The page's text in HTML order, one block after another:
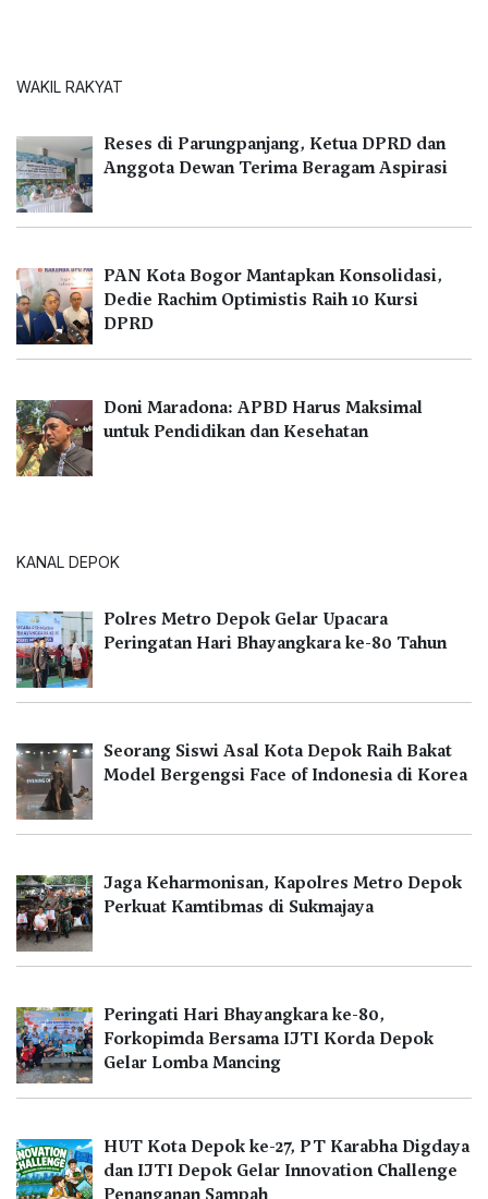
WAKIL RAKYAT
Reses di Parungpanjang, Ketua DPRD dan
Anggota Dewan Terima Beragam Aspirasi
PAN Kota Bogor Mantapkan Konsolidasi,
Dedie Rachim Optimistis Raih 10 Kursi
DPRD
Doni Maradona: APBD Harus Maksimal
untuk Pendidikan dan Kesehatan
KANAL DEPOK
Polres Metro Depok Gelar Upacara
Peringatan Hari Bhayangkara ke-80 Tahun
Seorang Siswi Asal Kota Depok Raih Bakat
Model Bergengsi Face of Indonesia di Korea
Jaga Keharmonisan, Kapolres Metro Depok
Perkuat Kamtibmas di Sukmajaya
Peringati Hari Bhayangkara ke-80,
Forkopimda Bersama IJTI Korda Depok
Gelar Lomba Mancing
HUT Kota Depok ke-27, PT Karabha Digdaya
dan IJTI Depok Gelar Innovation Challenge
Penanganan Sampah